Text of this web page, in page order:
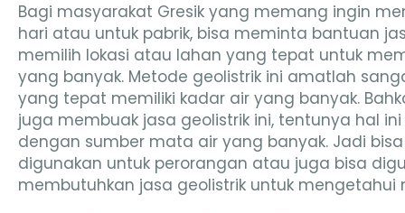
Bagi masyarakat Gresik yang memang ingin
hari atau untuk pabrik, bisa meminta bantuan
memilih lokasi atau lahan yang tepat untuk
yang banyak. Metode geolistrik ini amatlah
yang tepat memiliki kadar air yang banyak.
juga membuak jasa geolistrik ini, tentunya hal
dengan sumber mata air yang banyak. Jadi
digunakan untuk perorangan atau juga bisa
membutuhkan jasa geolistrik untuk